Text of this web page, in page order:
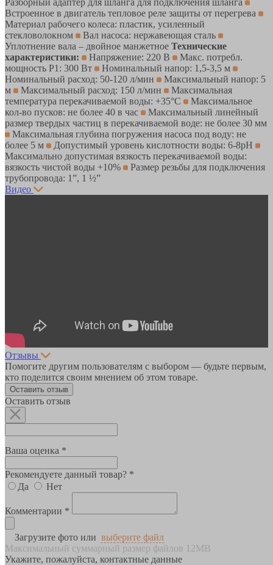
Встроенное в двигатель тепловое реле защиты от перегрева
Материал рабочего колеса: пластик, усиленный
стекловолокном
Вал насоса: нержавеющая сталь
Уплотнение вала – двойное манжетное Технические
характеристики:
Напряжение: 220 В
Макс. потребл.
мощность Р1: 300 Вт
Номинальный напор: 1,5-3,5 м
Номинальный расход: 50-120 л/мин
Максимальный напор: 5
м
Максимальный расход: 150 л/мин
Максимальная
температура перекачиваемой воды: +35°C
Максимальное
кол-во пусков: не более 40 в час
Максимальный линейный
размер твердых частиц в перекачиваемой воде: не более 30 мм
Максимальная глубина погружения насоса под воду: не
более 5 м
Допустимый уровень кислотности воды: 6-8pH
Максимально допустимая вязкость перекачиваемой воды:
вязкость чистой воды +10%
Размер резьбы для подключения
трубопровода: 1”, 1 ½”
Видео
Отзывы
Помогите другим пользователям с выбором — будьте первым,
кто поделится своим мнением об этом товаре.
Оставить отзыв
Оставить отзыв
Ваша оценка *
Рекомендуете данный товар? *
Да
Нет
Комментарии *
Загрузите фото или выберите файл
Максимальный суммарный размер файлов 12MB
Укажите, пожалуйста, контактные данные